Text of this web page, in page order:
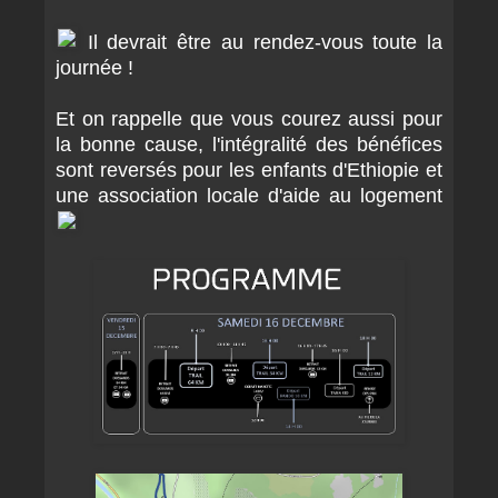
Il devrait être au rendez-vous toute la
journée !
Et on rappelle que vous courez aussi pour
la bonne cause, l'intégralité des bénéfices
sont reversés pour les enfants d'Ethiopie et
une association locale d'aide au logement